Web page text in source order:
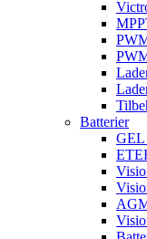
Batterier
GEL